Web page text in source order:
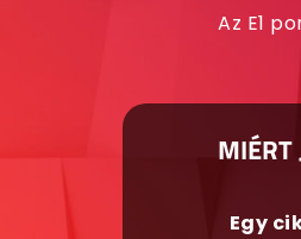
Az E1
MIÉRT
Egy